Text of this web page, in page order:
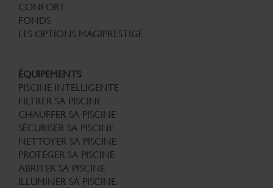
CONFORT
FONDS
LES OPTIONS MAGIPRESTIGE
ÉQUIPEMENTS
PISCINE INTELLIGENTE
FILTRER SA PISCINE
CHAUFFER SA PISCINE
SÉCURISER SA PISCINE
NETTOYER SA PISCINE
PROTÉGER SA PISCINE
ABRITER SA PISCINE
ILLUMINER SA PISCINE